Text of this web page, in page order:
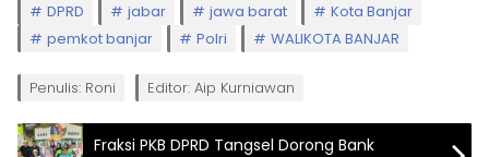
DPRD
jabar jawa barat
Kota Banjar
pemkot banjar
Polri WALIKOTA BANJAR
Penulis: Roni Editor: Aip Kurniawan
Fraksi PKB DPRD Tangsel Dorong Bank